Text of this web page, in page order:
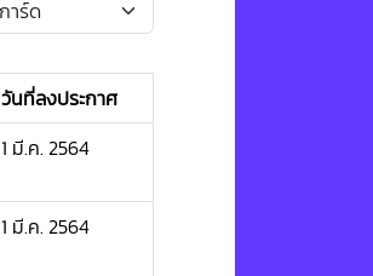
วันที่ลงประกาศ
1 มี.ค. 2564
1 มี.ค. 2564